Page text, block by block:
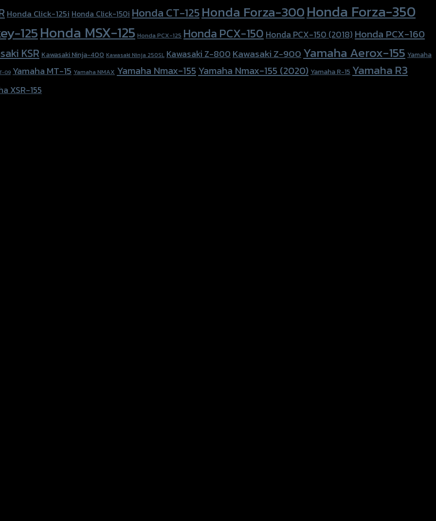
Honda Click-125i Honda Click-150i Honda CT-125Honda Forza-300Honda Forza-350
125Honda MSX-125 Honda PCX-125 Honda PCX-150 Honda PCX-150 (2018) Honda PCX-160
KSR Kawasaki Ninja-400 Kawasaki Ninja 250SL Kawasaki Z-800Kawasaki Z-900Yamaha Aerox-155 Yamaha
09 Yamaha MT-15 Yamaha NMAX Yamaha Nmax-155 Yamaha Nmax-155 (2020) Yamaha R-15 Yamaha R3
XSR-155